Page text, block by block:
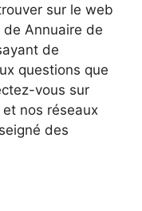
sur le web
Annuaire de
de
questions que
vous sur
nos réseaux
des